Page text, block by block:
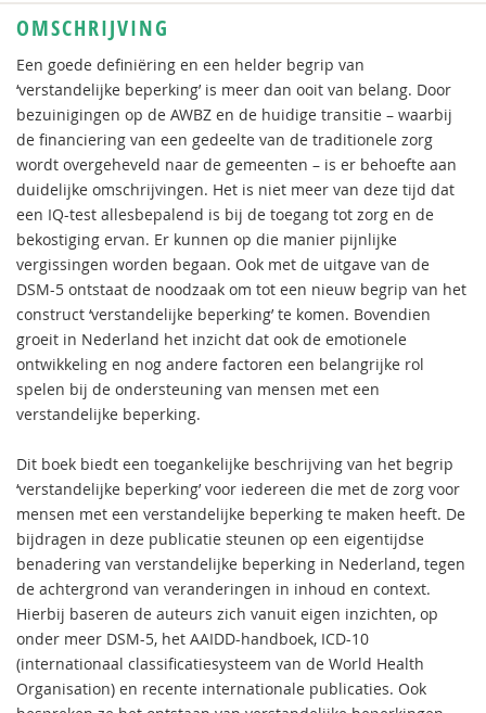
OMSCHRIJVING
Een goede definiëring en een helder begrip van
‘verstandelijke beperking’ is meer dan ooit van belang. Door
bezuinigingen op de AWBZ en de huidige transitie – waarbij
de financiering van een gedeelte van de traditionele zorg
wordt overgeheveld naar de gemeenten – is er behoefte aan
duidelijke omschrijvingen. Het is niet meer van deze tijd dat
een IQ-test allesbepalend is bij de toegang tot zorg en de
bekostiging ervan. Er kunnen op die manier pijnlijke
vergissingen worden begaan. Ook met de uitgave van de
DSM-5 ontstaat de noodzaak om tot een nieuw begrip van het
construct ‘verstandelijke beperking’ te komen. Bovendien
groeit in Nederland het inzicht dat ook de emotionele
ontwikkeling en nog andere factoren een belangrijke rol
spelen bij de ondersteuning van mensen met een
verstandelijke beperking.
Dit boek biedt een toegankelijke beschrijving van het begrip
‘verstandelijke beperking’ voor iedereen die met de zorg voor
mensen met een verstandelijke beperking te maken heeft. De
bijdragen in deze publicatie steunen op een eigentijdse
benadering van verstandelijke beperking in Nederland, tegen
de achtergrond van veranderingen in inhoud en context.
Hierbij baseren de auteurs zich vanuit eigen inzichten, op
onder meer DSM-5, het AAIDD-handboek, ICD-10
(internationaal classificatiesysteem van de World Health
Organisation) en recente internationale publicaties. Ook